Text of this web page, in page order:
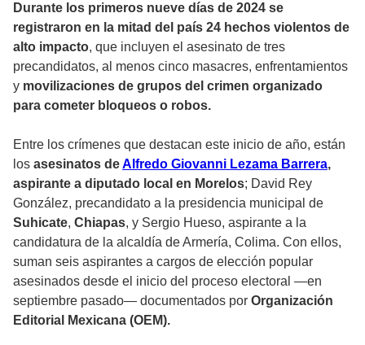
Durante los primeros nueve días de 2024 se
registraron en la mitad del país 24 hechos violentos de
alto impacto, que incluyen el asesinato de tres
precandidatos, al menos cinco masacres, enfrentamientos
y movilizaciones de grupos del crimen organizado
para cometer bloqueos o robos.
Entre los crímenes que destacan este inicio de año, están
los asesinatos deAlfredo Giovanni Lezama Barrera,
aspirante a diputado local en Morelos; David Rey
González, precandidato a la presidencia municipal de
Suhicate, Chiapas, y Sergio Hueso, aspirante a la
candidatura de la alcaldía de Armería, Colima. Con ellos,
suman seis aspirantes a cargos de elección popular
asesinados desde el inicio del proceso electoral —en
septiembre pasado— documentados por Organización
Editorial Mexicana (OEM).